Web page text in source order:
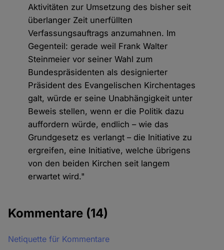
Aktivitäten zur Umsetzung des bisher seit
überlanger Zeit unerfüllten
Verfassungsauftrags anzumahnen. Im
Gegenteil: gerade weil Frank Walter
Steinmeier vor seiner Wahl zum
Bundespräsidenten als designierter
Präsident des Evangelischen Kirchentages
galt, würde er seine Unabhängigkeit unter
Beweis stellen, wenn er die Politik dazu
auffordern würde, endlich – wie das
Grundgesetz es verlangt – die Initiative zu
ergreifen, eine Initiative, welche übrigens
von den beiden Kirchen seit langem
erwartet wird."
Kommentare (14)
Netiquette für Kommentare